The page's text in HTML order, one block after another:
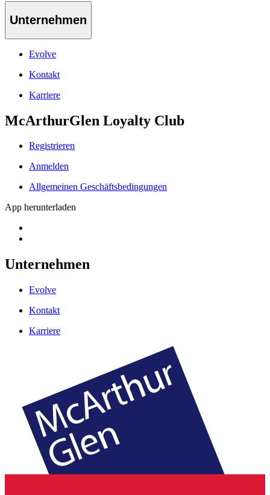
Unternehmen
Evolve
Kontakt
Karriere
McArthurGlen Loyalty Club
Registrieren
Anmelden
Allgemeinen Geschäftsbedingungen
App herunterladen
Unternehmen
Evolve
Kontakt
Karriere